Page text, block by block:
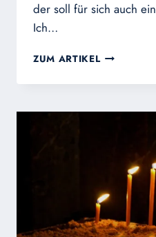
der soll für sich auch
Ich…
ZUM ARTIKEL WIE
IST
SEELE